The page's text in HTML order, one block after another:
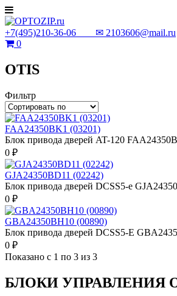
+7(495)210-36-06 ✉ 2103606@mail.ru
0
OTIS
Фильтр
FAA24350BK1 (03201)
Блок привода дверей AT-120
0 ₽
GJA24350BD11 (02242)
Блок привода дверей DCSS5-e
0 ₽
GBA24350BH10 (00890)
Блок привода дверей DCSS5-E
0 ₽
Показано с 1 по 3 из 3
БЛОКИ УПРАВЛЕНИЯ